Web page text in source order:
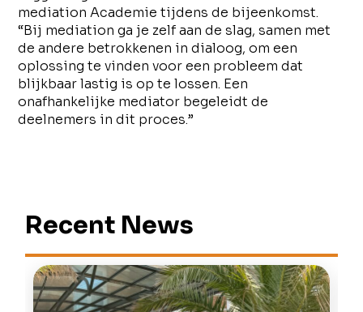
mediation Academie tijdens de bijeenkomst.
“Bij mediation ga je zelf aan de slag, samen met
de andere betrokkenen in dialoog, om een
oplossing te vinden voor een probleem dat
blijkbaar lastig is op te lossen. Een
onafhankelijke mediator begeleidt de
deelnemers in dit proces.”
Recent News